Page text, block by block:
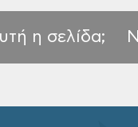
η σελίδα;